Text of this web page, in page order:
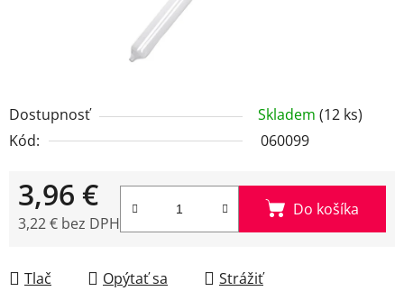
Dostupnosť Skladem (12 ks)
Kód:
060099
3,96 €
3,22 € bez DPH
Do košíka
Tlač Opýtať sa
Strážiť